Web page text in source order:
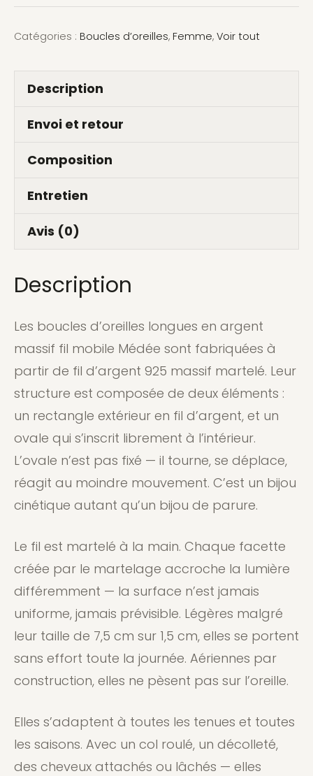
Boucles
Médée
massif
Catégories : Boucles d’oreilles, Femme, Voir tout
Description
Envoi et retour
Composition
Entretien
Avis (0)
Description
Les boucles d’oreilles longues en argent
massif fil mobile Médée sont fabriquées à
partir de fil d’argent 925 massif martelé. Leur
structure est composée de deux éléments :
un rectangle extérieur en fil d’argent, et un
ovale qui s’inscrit librement à l’intérieur.
L’ovale n’est pas fixé — il tourne, se déplace,
réagit au moindre mouvement. C’est un bijou
cinétique autant qu’un bijou de parure.
Le fil est martelé à la main. Chaque facette
créée par le martelage accroche la lumière
différemment — la surface n’est jamais
uniforme, jamais prévisible. Légères malgré
leur taille de 7,5 cm sur 1,5 cm, elles se portent
sans effort toute la journée. Aériennes par
construction, elles ne pèsent pas sur l’oreille.
Elles s’adaptent à toutes les tenues et toutes
les saisons. Avec un col roulé, un décolleté,
des cheveux attachés ou lâchés — elles